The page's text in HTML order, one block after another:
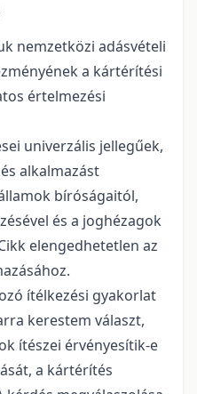
nemzetközi adásvételi
a kártérítési
értelmezési
univerzális jellegűek,
alkalmazást
bíróságaitól,
és a joghézagok
elengedhetetlen az
ítélkezési gyakorlat
kerestem választ,
ítészei érvényesítik-e
a kártérítés